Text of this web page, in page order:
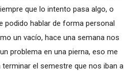
que lo intento pasa algo, o
podido hablar de forma personal
un vacío, hace una semana nos
problema en una pierna, eso me
el semestre que nos iban a